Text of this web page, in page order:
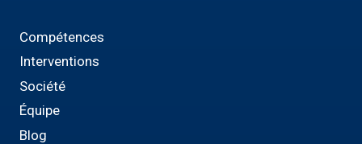
Compétences
Interventions
Société
Équipe
Blog